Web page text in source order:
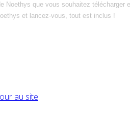
Noethys que vous souhaitez télécharger
et lancez-vous, tout est inclus !
au site